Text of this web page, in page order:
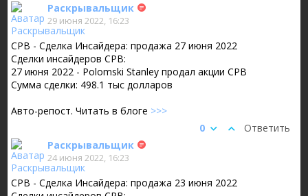
Раскрывальщик
29 июня 2022, 16:23
CPB - Сделка Инсайдера: продажа 27 июня 2022
Сделки инсайдеров CPB:
27 июня 2022 - Polomski Stanley продал акции CPB
Сумма сделки: 498.1 тыс долларов
Авто-репост. Читать в блоге >>>
Ответить
0
Раскрывальщик
24 июня 2022, 16:23
CPB - Сделка Инсайдера: продажа 23 июня 2022